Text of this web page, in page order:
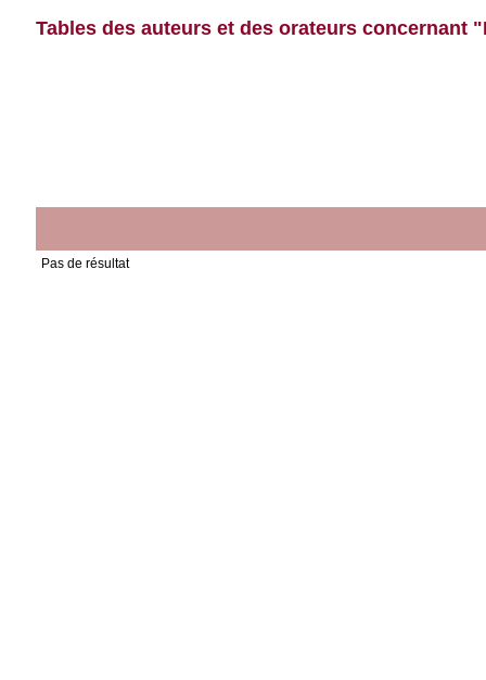
Tables des auteurs et des orateurs concernant
Pas de résultat